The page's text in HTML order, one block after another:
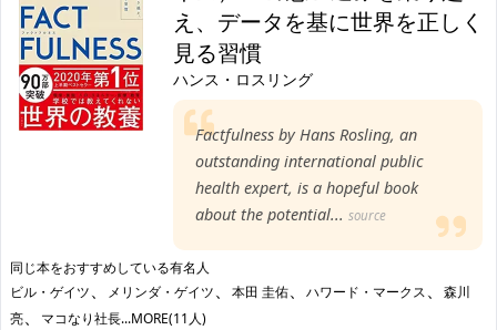
え、データを基に世界を正しく
見る習慣
ハンス・ロスリング
Factfulness by Hans Rosling, an
outstanding international public
health expert, is a hopeful book
about the potential...source
同じ本をおすすめしている有名人
ビル・ゲイツ、 メリンダ・ゲイツ、 本田 圭佑、 ハワード・マークス、
森川
亮、 マコなり社長...MORE(11人)